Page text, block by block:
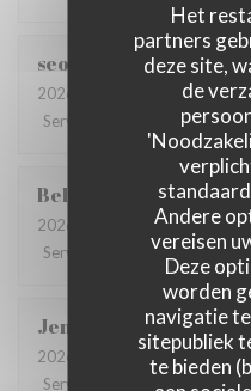
Het
partners
deze site,
de
Andere
vereisen
Deze
worden
navigatie
sitepubliek
te bieden
seoyoung
2026-07-24
- 13:30 - Gasten
Service
Atmosfeer: 5/5
Behrokh
2026-07-24
- 20:30 - Gasten
Service
Atmosfeer: 5 /5
Jen
2026-07-21
- 18:30 - Gasten
Service
5 /5